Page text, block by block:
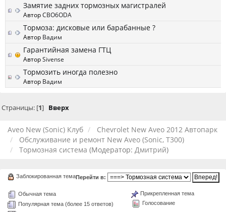
Замятие задних тормозных магистралей
АвторCBO6ODA
Тормоза: дисковые или барабанные ?
Автор Вадим
Гарантийная замена ГТЦ
АвторSivense
Тормозить иногда полезно
Автор Вадим
Страницы: [1] Вверх
Aveo New (Sonic) Клуб
Chevrolet New Aveo 2012 Автопарк
Обслуживание и ремонт New Aveo (Sonic, T300)
Тормозная система (Модератор: Дмитрий)
Перейти в:
Обычная тема
Популярная тема (более 15 ответов)
Заблокированная тема
Прикрепленная тема
Голосование